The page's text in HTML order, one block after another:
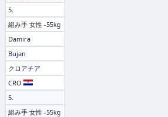
5.
組み手 女性 -55kg
Damira
Bujan
クロアチア
CRO
5.
組み手 女性 -55kg